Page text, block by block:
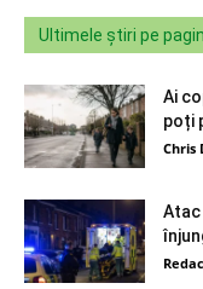
Ultimele știri pe
Ai
poți
Chris
Atac